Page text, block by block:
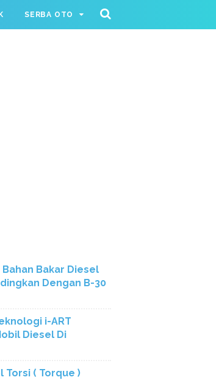
SERBA OTO
Bahan Bakar Diesel
Dengan B-30
i-ART
Diesel Di
Torsi ( Torque )